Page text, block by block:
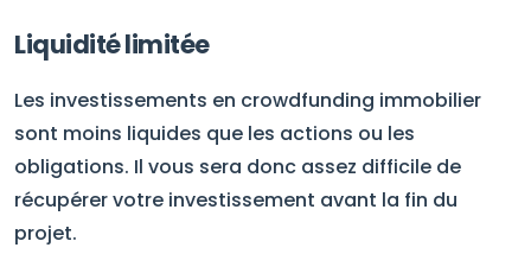
Liquidité limitée
Les investissements en crowdfunding immobilier
sont moins liquides que les actions ou les
obligations. Il vous sera donc assez difficile de
récupérer votre investissement avant la fin du
projet.